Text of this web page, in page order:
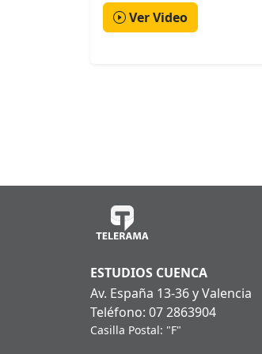
Ver Video
ESTUDIOS CUENCA
Av. España 13-36 y Valencia
Teléfono: 07 2863904
Casilla Postal: "F"